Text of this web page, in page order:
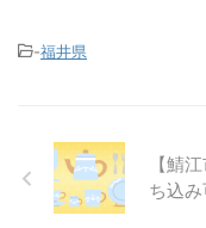
-福井県
【鯖
ち込み